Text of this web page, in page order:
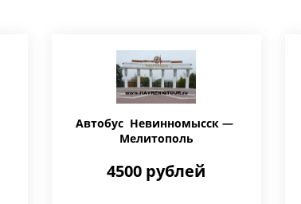
Автобус Невинномысск —
Мелитополь
4500 рублей